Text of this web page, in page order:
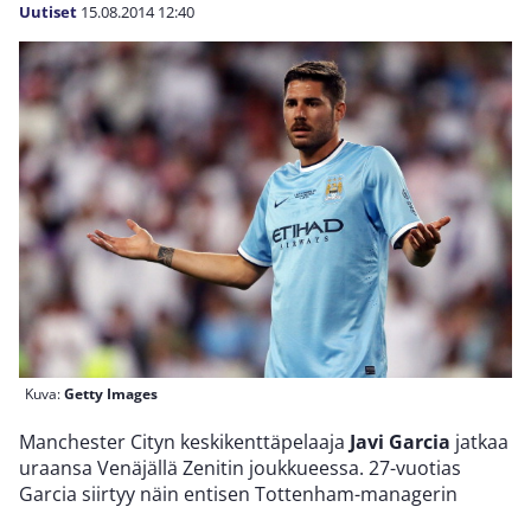
Uutiset 15.08.2014 12:40
Kuva:Getty Images
Manchester Cityn keskikenttäpelaaja Javi Garcia jatkaa
uraansa Venäjällä Zenitin joukkueessa. 27-vuotias
Garcia siirtyy näin entisen Tottenham-managerin